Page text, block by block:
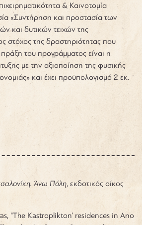
& Καινοτομία
«Συντήρηση και προστασία των
και δυτικών τειχών της
στόχος της δραστηριότητας που
του προγράμματος είναι η
με την αξιοποίηση της φυσικής
και έχει προϋπολογισμό 2 εκ.
Άνω Πόλη, εκδοτικός οίκος
“The Kastroplikton’ residences in Ano